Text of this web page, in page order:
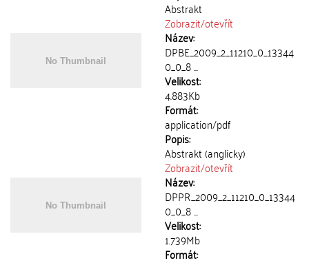
Abstrakt
Zobrazit/otevřít
Název:
DPBE_2009_2_11210_0_13344
0_0_8 ...
Velikost:
4.883Kb
Formát:
application/pdf
Popis:
Abstrakt (anglicky)
Zobrazit/otevřít
Název:
DPPR_2009_2_11210_0_13344
0_0_8 ...
Velikost:
1.739Mb
Formát: